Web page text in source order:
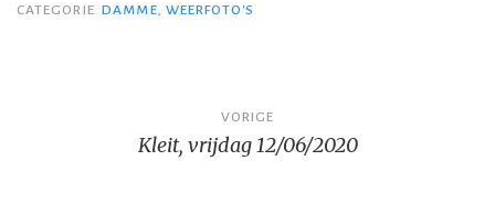
CATEGORIE DAMME, WEERFOTO'S
navigatie
VORIGE
Kleit, vrijdag 12/06/2020